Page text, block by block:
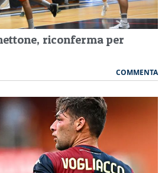
riconferma per
COMMENTA